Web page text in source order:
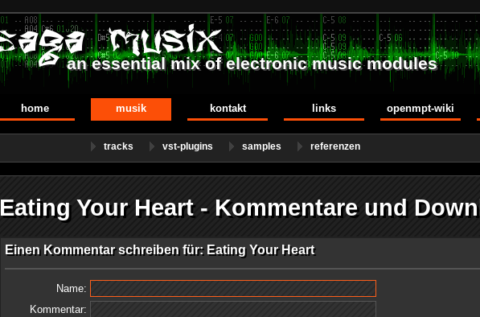
an essential mix of electronic music modules
home musik kontakt links openmpt-wiki
tracks vst-plugins samples referenzen
Eating Your Heart - Kommentare und
Einen Kommentar schreiben für: Eating Your Heart
Name:
Kommentar: